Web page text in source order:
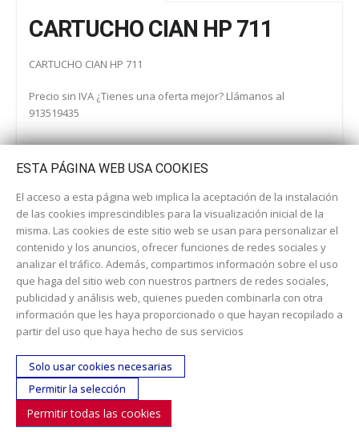
CARTUCHO CIAN HP 711
CARTUCHO CIAN HP 711
Precio sin IVA ¿Tienes una oferta mejor? Llámanos al
913519435
Dirección:c/ Cercedilla nº 14, 28925 Alcorcón
Email:contacta aquí
Teléfono:913519435
SÍGUENOS
ESTA PÁGINA WEB USA COOKIES
El acceso a esta página web implica la aceptación de la instalación
de las cookies imprescindibles para la visualización inicial de la
misma. Las cookies de este sitio web se usan para personalizar el
contenido y los anuncios, ofrecer funciones de redes sociales y
analizar el tráfico. Además, compartimos información sobre el uso
que haga del sitio web con nuestros partners de redes sociales,
publicidad y análisis web, quienes pueden combinarla con otra
información que les haya proporcionado o que hayan recopilado a
partir del uso que haya hecho de sus servicios
Solo usar cookies necesarias
Permitir la selección
Permitir todas las cookies